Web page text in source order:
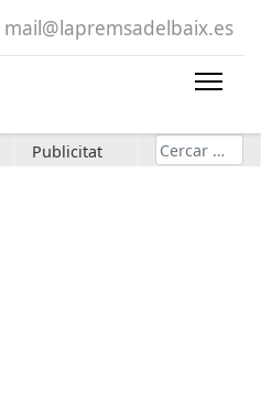
mail@lapremsadelbaix.es
Publicitat Cerca